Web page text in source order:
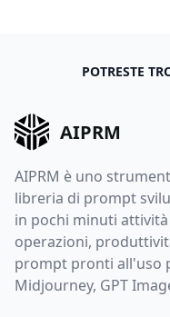
POTRESTE
AIPRM
AIPRM è uno
libreria di prompt
in pochi minuti
operazioni,
prompt pronti all'uso
Midjourney, GPT